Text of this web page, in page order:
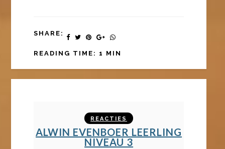
SHARE:
READING TIME: 1 MIN
REACTIES
ALWIN EVENBOER LEERLING
NIVEAU 3